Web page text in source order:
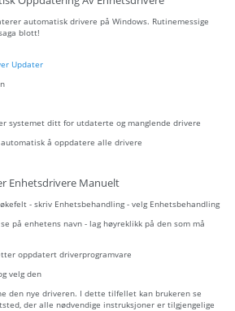
automatisk drivere på Windows. Rutinemessige
blott!
Updater
systemet ditt for utdaterte og manglende drivere
å oppdatere alle drivere
Enhetsdrivere Manuelt
- skriv Enhetsbehandling - velg Enhetsbehandling
på enhetens navn - lag høyreklikk på den som må
oppdatert driverprogramvare
velg den
den nye driveren. I dette tilfellet kan brukeren se
der alle nødvendige instruksjoner er tilgjengelige